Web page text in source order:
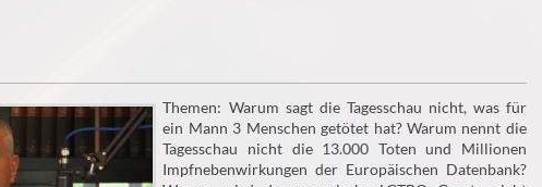
Themen: Warum sagt die Tagesschau nicht, was für
ein Mann 3 Menschen getötet hat? Warum nennt die
Tagesschau nicht die 13.000 Toten und Millionen
Impfnebenwirkungen der Europäischen Datenbank?